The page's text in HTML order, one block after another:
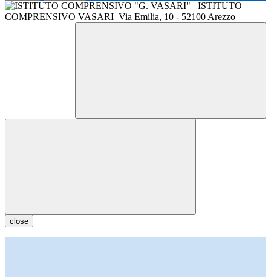
ISTITUTO
COMPRENSIVO VASARI Via Emilia, 10 - 52100 Arezzo
close